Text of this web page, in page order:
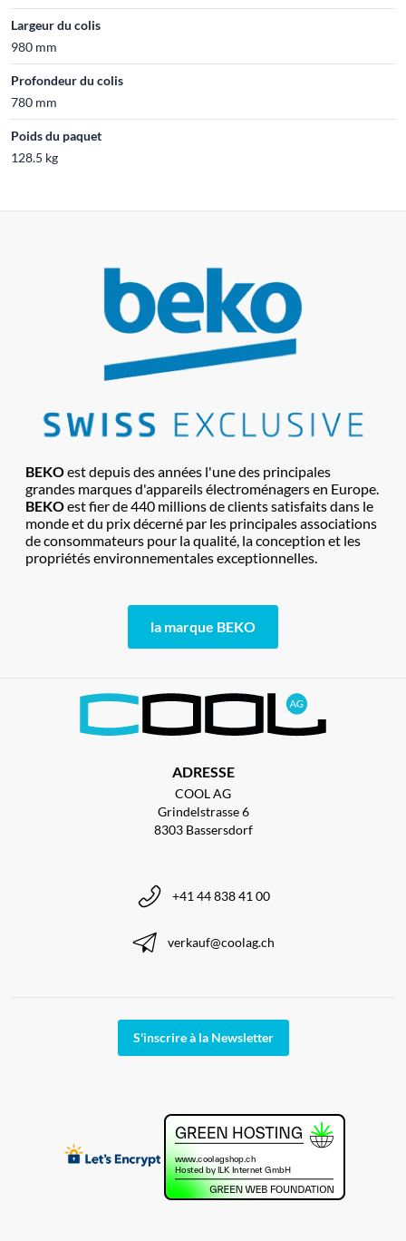
Largeur du colis
980 mm
Profondeur du colis
780 mm
Poids du paquet
128.5 kg
BEKOest depuis des années l'une des principales
grandes marques d'appareils électroménagers en Europe.
BEKOest fier de 440 millions de clients satisfaits dans le
monde et du prix décerné par les principales associations
de consommateurs pour la qualité, la conception et les
propriétés environnementales exceptionnelles.
la marque BEKO
ADRESSE
COOL AG
Grindelstrasse 6
8303 Bassersdorf
+41 44 838 41 00
verkauf@coolag.ch
S'inscrire à la Newsletter